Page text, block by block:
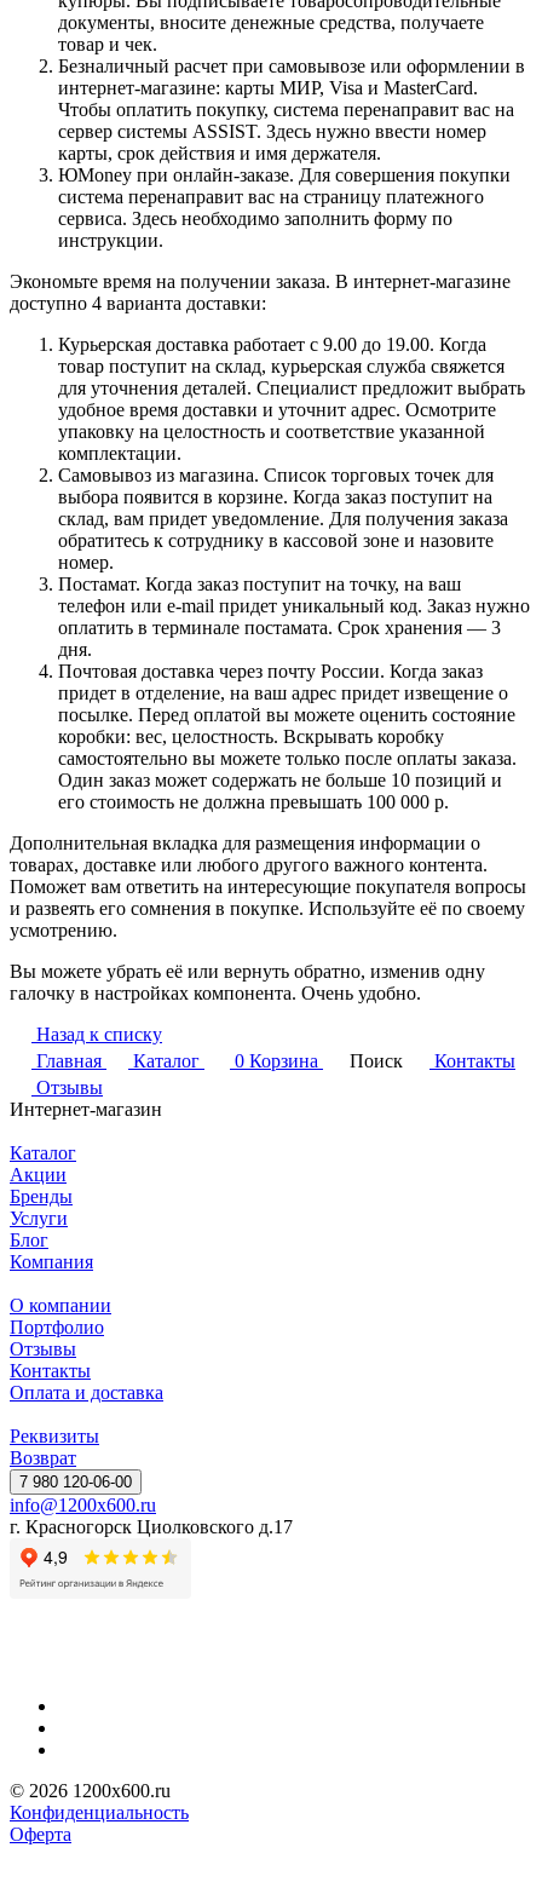
документы, вносите денежные средства, получаете
товар и чек.
Безналичный расчет при самовывозе или оформлении в
интернет-магазине: карты МИР, Visa и MasterCard.
Чтобы оплатить покупку, система перенаправит вас на
сервер системы ASSIST. Здесь нужно ввести номер
карты, срок действия и имя держателя.
ЮMoney при онлайн-заказе. Для совершения покупки
система перенаправит вас на страницу платежного
сервиса. Здесь необходимо заполнить форму по
инструкции.
Экономьте время на получении заказа. В интернет-магазине
доступно 4 варианта доставки:
Курьерская доставка работает с 9.00 до 19.00. Когда
товар поступит на склад, курьерская служба свяжется
для уточнения деталей. Специалист предложит выбрать
удобное время доставки и уточнит адрес. Осмотрите
упаковку на целостность и соответствие указанной
комплектации.
Самовывоз из магазина. Список торговых точек для
выбора появится в корзине. Когда заказ поступит на
склад, вам придет уведомление. Для получения заказа
обратитесь к сотруднику в кассовой зоне и назовите
номер.
Постамат. Когда заказ поступит на точку, на ваш
телефон или e-mail придет уникальный код. Заказ нужно
оплатить в терминале постамата. Срок хранения — 3
дня.
Почтовая доставка через почту России. Когда заказ
придет в отделение, на ваш адрес придет извещение о
посылке. Перед оплатой вы можете оценить состояние
коробки: вес, целостность. Вскрывать коробку
самостоятельно вы можете только после оплаты заказа.
Один заказ может содержать не больше 10 позиций и
его стоимость не должна превышать 100 000 р.
Дополнительная вкладка для размещения информации о
товарах, доставке или любого другого важного контента.
Поможет вам ответить на интересующие покупателя вопросы
и развеять его сомнения в покупке. Используйте её по своему
усмотрению.
Вы можете убрать её или вернуть обратно, изменив одну
галочку в настройках компонента. Очень удобно.
Назад к списку
Главная
Каталог 0 Корзина Поиск
Контакты
Отзывы
Интернет-магазин
Каталог
Акции
Бренды
Услуги
Блог
Компания
О компании
Портфолио
Отзывы
Контакты
Оплата и доставка
Реквизиты
Возврат
7 980 120-06-00
info@1200x600.ru
г. Красногорск Циолковского д.17
© 2026 1200x600.ru
Конфиденциальность
Оферта